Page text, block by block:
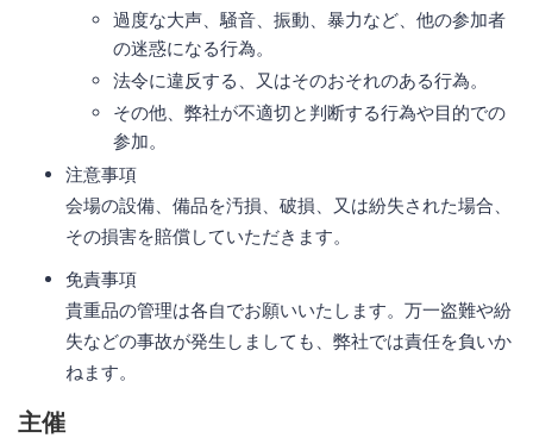
過度な大声、騒音、振動、暴力など、他の参加者
の迷惑になる行為。
法令に違反する、又はそのおそれのある行為。
その他、弊社が不適切と判断する行為や目的での
参加。
注意事項
会場の設備、備品を汚損、破損、又は紛失された場合、
その損害を賠償していただきます。
免責事項
貴重品の管理は各自でお願いいたします。万一盗難や紛
失などの事故が発生しましても、弊社では責任を負いか
ねます。
主催